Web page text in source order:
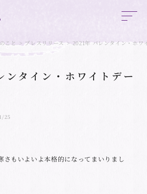
こと プレスリリース 2021年 バレンタイン・ホワ
タイン・ホワイトデー
25
さもいよいよ本格的になってまいりまし